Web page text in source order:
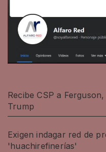
Recibe CSP a
Trump
Exigen indagar red de
'huachirefinerías'